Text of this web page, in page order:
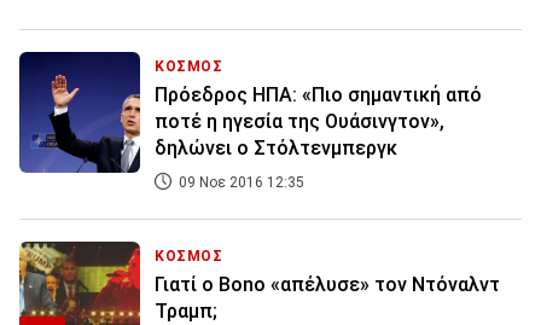
ΚΟΣΜΟΣ
Πρόεδρος ΗΠΑ: «Πιο σημαντική από
ποτέ η ηγεσία της Ουάσινγτον»,
δηλώνει ο Στόλτενμπεργκ
09 Νοε 2016 12:35
ΚΟΣΜΟΣ
Γιατί ο Bono «απέλυσε» τον Ντόναλντ
Τραμπ;